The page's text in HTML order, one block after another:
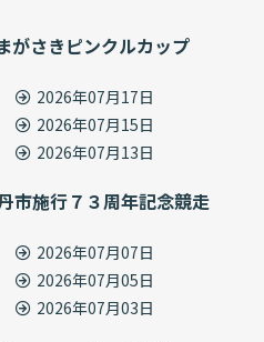
さきピンクルカップ
2026年07月17日
2026年07月15日
2026年07月13日
市施行７３周年記念競走
2026年07月07日
2026年07月05日
2026年07月03日